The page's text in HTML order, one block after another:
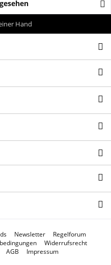
Hand
Newsletter
Regelforum
Widerrufsrecht
AGB Impressum